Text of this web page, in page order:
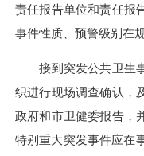
责任报告单位和责任报
事件性质、预警级别在
接到突发公共卫生事
织进行现场调查确认，
政府和市卫健委报告，
特别重大突发事件应在